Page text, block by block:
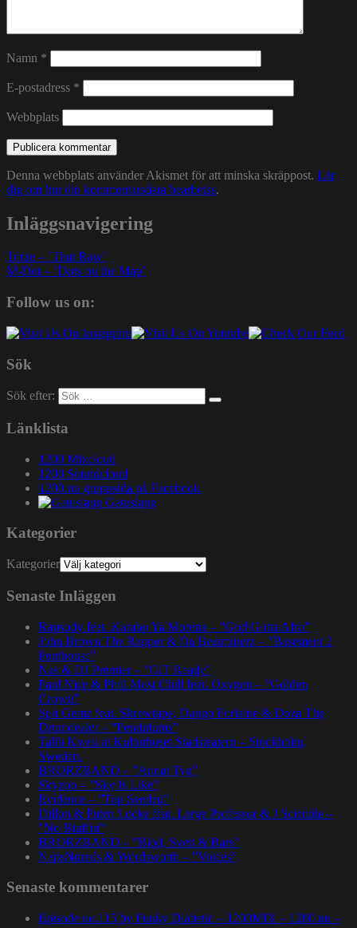
Namn *
E-postadress *
Webbplats
Denna webbplats använder Akismet för att minska skräppost. Lär
dig om hur din kommentarsdata bearbetas.
Inläggsnavigering
Torae – ’That Raw’
M-Dot – ’Dots on the Map’
Follow us on:
Sök
Sök efter:
Länklista
1200 Mixcloud
1200 Soundcloud
1200.nu gruppsida på Facebook
Gatuslang
Kategorier
Kategorier
Senaste Inläggen
Rapsody feat. Karabo Ya Morena – ”God Gotta Afro”
John Brown The Rapper & Da Beatminerz – ”Basement 2
Penthouse”
Nas & DJ Premier – ”GiT Ready”
Paul Nice & Phill Most Chill feat. Oxygen – ”Golden
Crown”
Spit Gemz feat. Skrewtape, Dango Forlaine & Doza The
Drumdealer – ”Pendulums”
Talib Kweli at Kulturhuset Stadsteatern – Stockholm,
Sweden.
BRORZBAND – ”Annat Tyg”
Skyzoo – ”Sky Is Like”
Evidence – ”Top Seeded”
Dillon & Paten Locke feat. Large Professor & J Scienide –
”No Bluffin”
BRORZBAND – ”Blod, Svett & Bars”
NapsNdreds & Wordsworth – ”Voices”
Senaste kommentarer
Episode no.115 by Funky Diabetic – 1200MIX – 1200.nu –